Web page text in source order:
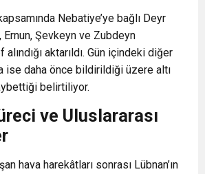
Nebatiye’ye bağlı Deyr
Ernun, Şevkeyn ve Zubdeyn
aktarıldı. Gün içindeki diğer
ise daha önce bildirildiği üzere altı
belirtiliyor.
ve Uluslararası
hava harekâtları sonrası Lübnan’ın